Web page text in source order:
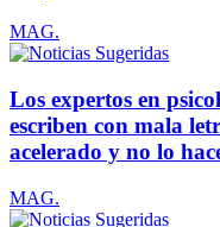
MAG.
Los expertos en
escriben con mala
acelerado y no lo
MAG.